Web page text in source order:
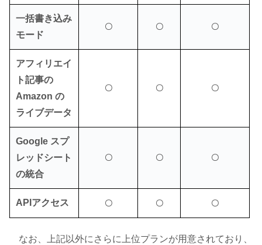
一括書き込み
モード
〇 〇 〇
アフィリエイ
ト記事の
Amazon の
ライブデータ
〇 〇 〇
Google スプ
レッドシート
の統合
〇 〇 〇
APIアクセス 〇 〇 〇
なお、上記以外にさらに上位プランが用意されており、